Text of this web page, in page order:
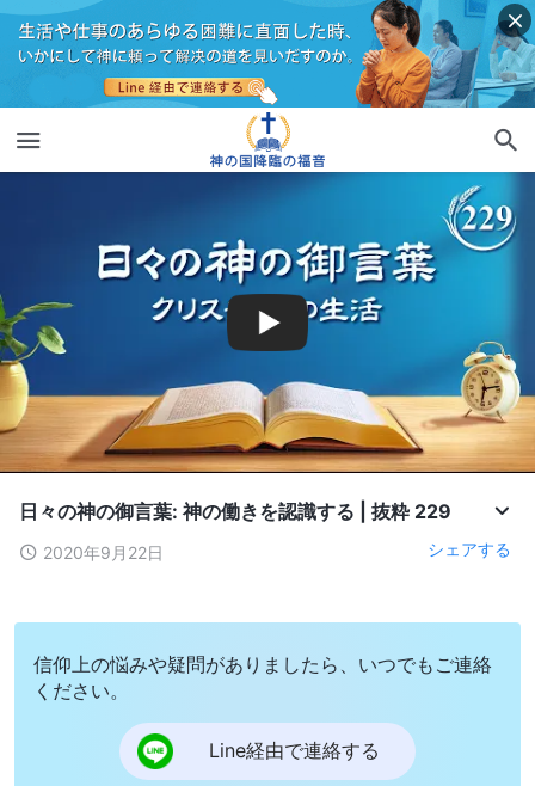
日々の神の御言葉: 神の働きを認識する | 抜粋 229
2020年9月22日 シェアする
信仰上の悩みや疑問がありましたら、いつでもご連絡
ください。
Line経由で連絡する